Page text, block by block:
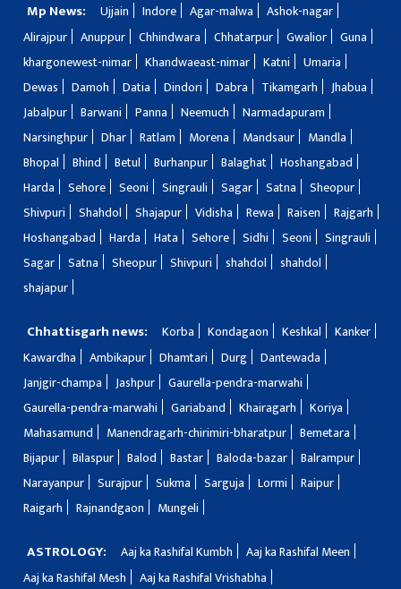
Mp News: Ujjain Indore Agar-malwa
Ashok-nagar
Alirajpur
Anuppur Chhindwara Chhatarpur Gwalior
Guna
khargonewest-nimar
Khandwaeast-nimar Katni
Umaria
Dewas
Damoh Datia Dindori Dabra Tikamgarh
Jhabua
Jabalpur
Barwani Panna Neemuch
Narmadapuram
Narsinghpur
Dhar Ratlam Morena Mandsaur
Mandla
Bhopal
Bhind Betul Burhanpur Balaghat
Hoshangabad
Harda
Sehore Seoni Singrauli Sagar Satna
Sheopur
Shivpuri
Shahdol Shajapur Vidisha Rewa Raisen
Rajgarh
Hoshangabad
Harda Hata Sehore Sidhi Seoni
Singrauli
Sagar
Satna Sheopur Shivpuri shahdol
shahdol
shajapur
Chhattisgarh news: Korba Kondagaon Keshkal
Kanker
Kawardha
Ambikapur Dhamtari Durg
Dantewada
Janjgir-champa
Jashpur
Gaurella-pendra-marwahi
Gaurella-pendra-marwahi
Gariaband Khairagarh
Koriya
Mahasamund
Manendragarh-chirimiri-bharatpur
Bemetara
Bijapur
Bilaspur Balod Bastar Baloda-bazar
Balrampur
Narayanpur
Surajpur Sukma Sarguja Lormi
Raipur
Raigarh
Rajnandgaon Mungeli
ASTROLOGY: Aaj ka Rashifal Kumbh
Aaj ka Rashifal Meen
Aaj ka Rashifal Mesh
Aaj ka Rashifal Vrishabha